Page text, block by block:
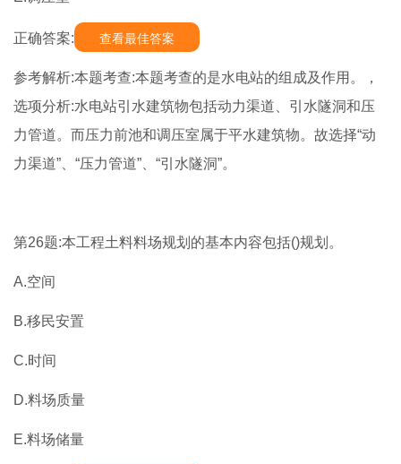
正确答案: 查看最佳答案
参考解析:本题考查:本题考查的是水电站的组成及作用。，
选项分析:水电站引水建筑物包括动力渠道、引水隧洞和压
力管道。而压力前池和调压室属于平水建筑物。故选择“动
力渠道”、“压力管道”、“引水隧洞”。
第26题:本工程土料料场规划的基本内容包括()规划。
A.空间
B.移民安置
C.时间
D.料场质量
E.料场储量